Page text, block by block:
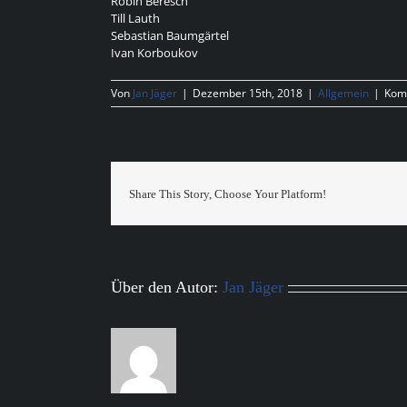
Till Lauth
Sebastian Baumgärtel
Ivan Korboukov
Von Jan Jäger | Dezember 15th, 2018 | Allgemein |
Share This Story, Choose Your Platform!
Über den Autor: Jan Jäger